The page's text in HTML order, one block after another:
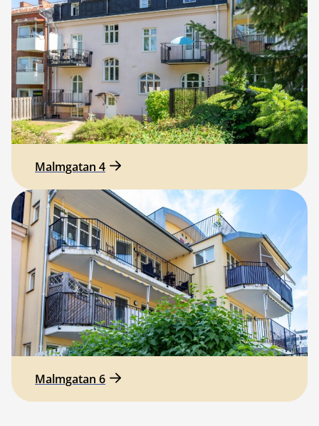
Malmgatan 4
Malmgatan 6